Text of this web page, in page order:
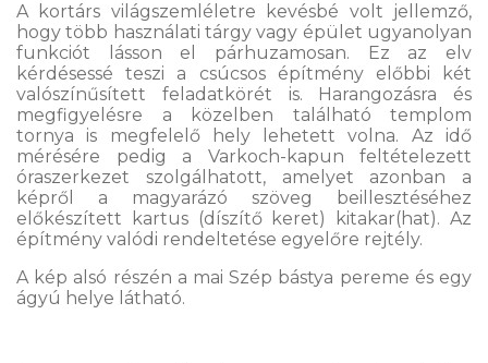
A kortárs világszemléletre kevésbé volt jellemző,
hogy több használati tárgy vagy épület ugyanolyan
funkciót lásson el párhuzamosan. Ez az elv
kérdésessé teszi a csúcsos építmény előbbi két
valószínűsített feladatkörét is. Harangozásra és
megfigyelésre a közelben található templom
tornya is megfelelő hely lehetett volna. Az idő
mérésére pedig a Varkoch-kapun feltételezett
óraszerkezet szolgálhatott, amelyet azonban a
képről a magyarázó szöveg beillesztéséhez
előkészített kartus (díszítő keret) kitakar(hat). Az
építmény valódi rendeltetése egyelőre rejtély.
A kép alsó részén a mai Szép bástya pereme és egy
ágyú helye látható.